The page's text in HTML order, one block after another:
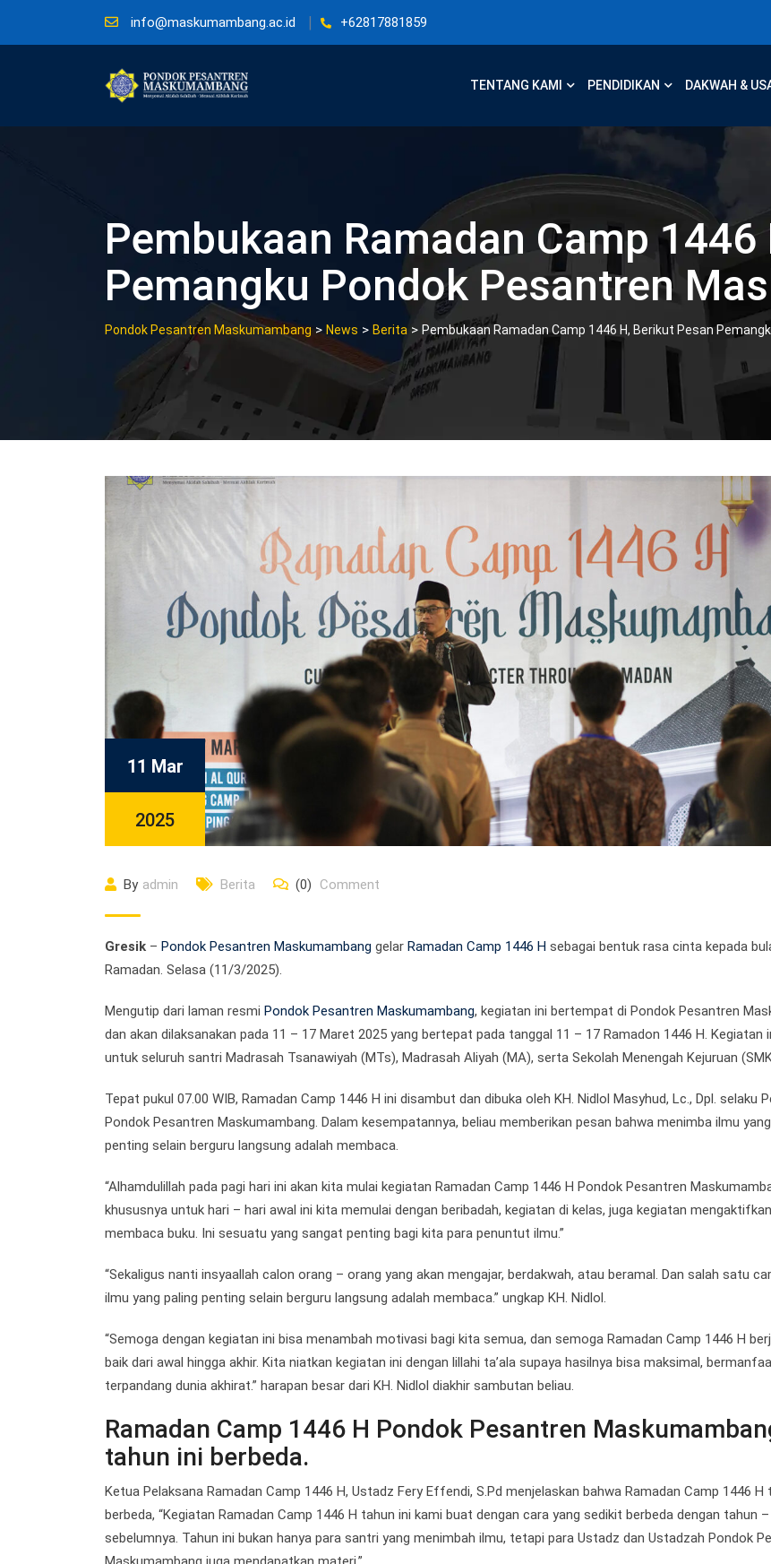
info@maskumambang.ac.id +62817881859
TENTANG KAMI PENDIDIKAN DAKWAH &
Pembukaan Ramadan Camp
Pemangku Pondok Pesantren
Pondok Pesantren Maskumambang> News > Berita > Pembukaan Ramadan Camp 1446 H, Berikut Pesan
11 Mar
2025
By admin Berita (0) Comment
Gresik – Pondok Pesantren Maskumambang gelar Ramadan Camp 1446 H sebagai bentuk rasa cinta kepada
Ramadan. Selasa (11/3/2025).
Mengutip dari laman resmi Pondok Pesantren Maskumambang, kegiatan ini bertempat di Pondok Pesantren
dan akan dilaksanakan pada 11 – 17 Maret 2025 yang bertepat pada tanggal 11 – 17 Ramadon 1446 H. Kegiatan
untuk seluruh santri Madrasah Tsanawiyah (MTs), Madrasah Aliyah (MA), serta Sekolah Menengah Kejuruan
Tepat pukul 07.00 WIB, Ramadan Camp 1446 H ini disambut dan dibuka oleh KH. Nidlol Masyhud, Lc., Dpl. selaku
Pondok Pesantren Maskumambang. Dalam kesempatannya, beliau memberikan pesan bahwa menimba ilmu
penting selain berguru langsung adalah membaca.
“Alhamdulillah pada pagi hari ini akan kita mulai kegiatan Ramadan Camp 1446 H Pondok Pesantren
khususnya untuk hari – hari awal ini kita memulai dengan beribadah, kegiatan di kelas, juga kegiatan
membaca buku. Ini sesuatu yang sangat penting bagi kita para penuntut ilmu.”
“Sekaligus nanti insyaallah calon orang – orang yang akan mengajar, berdakwah, atau beramal. Dan salah satu
ilmu yang paling penting selain berguru langsung adalah membaca.” ungkap KH. Nidlol.
“Semoga dengan kegiatan ini bisa menambah motivasi bagi kita semua, dan semoga Ramadan Camp 1446 H
baik dari awal hingga akhir. Kita niatkan kegiatan ini dengan lillahi ta’ala supaya hasilnya bisa maksimal,
terpandang dunia akhirat.” harapan besar dari KH. Nidlol diakhir sambutan beliau.
Ramadan Camp 1446 H Pondok Pesantren
tahun ini berbeda.
Ketua Pelaksana Ramadan Camp 1446 H, Ustadz Fery Effendi, S.Pd menjelaskan bahwa Ramadan Camp 1446 H
berbeda, “Kegiatan Ramadan Camp 1446 H tahun ini kami buat dengan cara yang sedikit berbeda dengan tahun
sebelumnya. Tahun ini bukan hanya para santri yang menimbah ilmu, tetapi para Ustadz dan Ustadzah Pondok